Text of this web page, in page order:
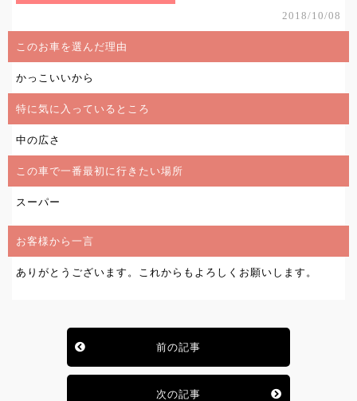
2018/10/08
このお車を選んだ理由
かっこいいから
特に気に入っているところ
中の広さ
この車で一番最初に行きたい場所
スーパー
お客様から一言
ありがとうございます。これからもよろしくお願いします。
前の記事
次の記事